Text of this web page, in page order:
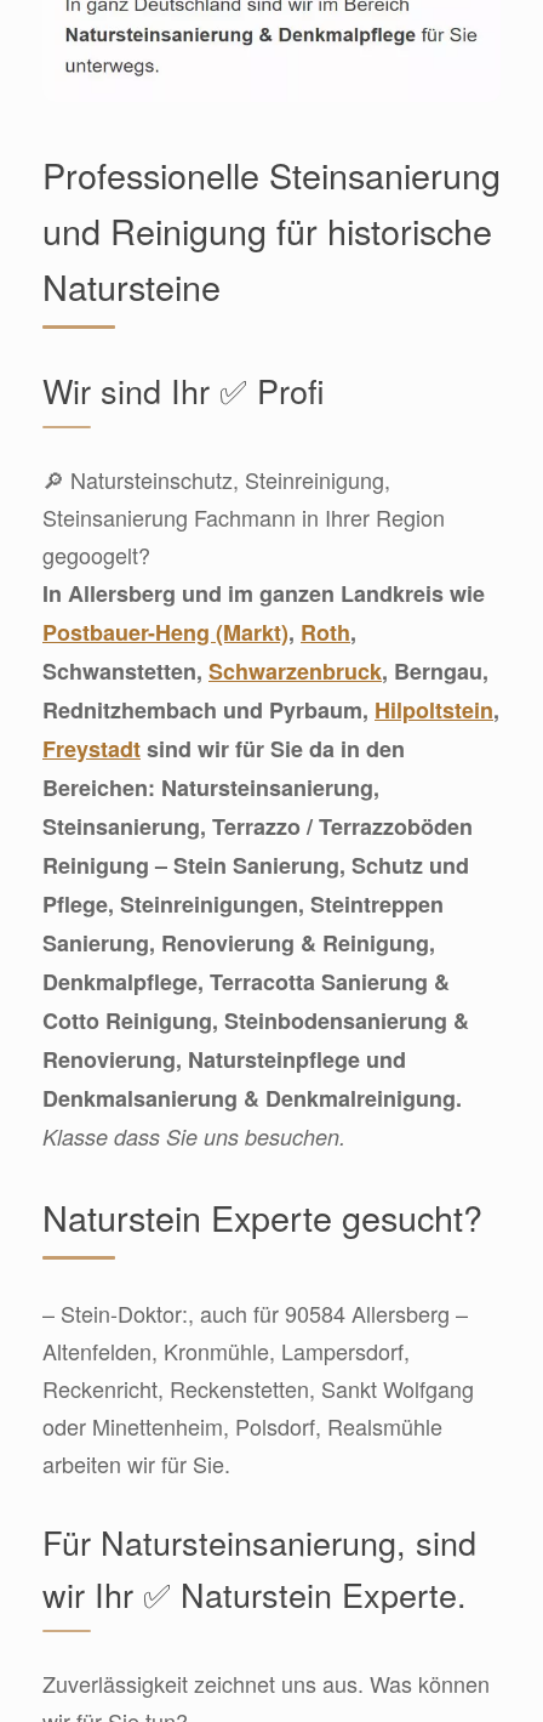
Professionelle Steinsanierung
und Reinigung für historische
Natursteine
Wir sind Ihr ✅ Profi
🔎 Natursteinschutz, Steinreinigung,
Steinsanierung Fachmann in Ihrer Region
gegoogelt?
In Allersberg und im ganzen Landkreis wie
Postbauer-Heng (Markt), Roth,
Schwanstetten, Schwarzenbruck, Berngau,
Rednitzhembach und Pyrbaum, Hilpoltstein,
Freystadtsind wir für Sie da in den
Bereichen: Natursteinsanierung,
Steinsanierung, Terrazzo / Terrazzoböden
Reinigung – Stein Sanierung, Schutz und
Pflege, Steinreinigungen, Steintreppen
Sanierung, Renovierung & Reinigung,
Denkmalpflege, Terracotta Sanierung &
Cotto Reinigung, Steinbodensanierung &
Renovierung, Natursteinpflege und
Denkmalsanierung & Denkmalreinigung.
Klasse dass Sie uns besuchen.
Naturstein Experte gesucht?
– Stein-Doktor:, auch für 90584 Allersberg –
Altenfelden, Kronmühle, Lampersdorf,
Reckenricht, Reckenstetten, Sankt Wolfgang
oder Minettenheim, Polsdorf, Realsmühle
arbeiten wir für Sie.
Für Natursteinsanierung, sind
wir Ihr ✅ Naturstein Experte.
Zuverlässigkeit zeichnet uns aus. Was können